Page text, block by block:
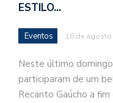
ESTILO…
Eventos 16 de agosto
Neste último
participaram de um
Recanto Gaúcho a